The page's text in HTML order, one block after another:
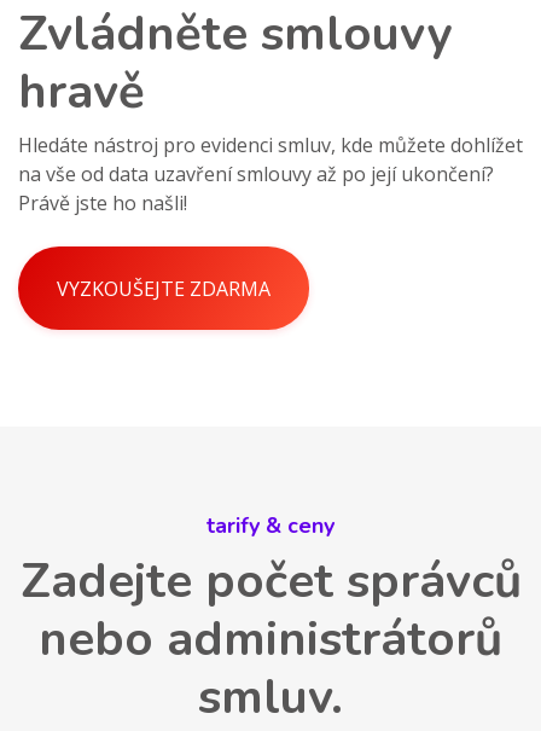
Zvládněte smlouvy
hravě
Hledáte nástroj pro evidenci smluv, kde můžete dohlížet
na vše od data uzavření smlouvy až po její ukončení?
Právě jste ho našli!
VYZKOUŠEJTE ZDARMA
tarify & ceny
Zadejte počet správců
nebo administrátorů
smluv.